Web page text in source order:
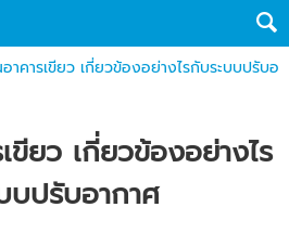
าคารเขียว เกี่ยวข้องอย่างไรกับระบบปรับอ
ขียว เกี่ยวข้องอย่างไร
บปรับอากาศ